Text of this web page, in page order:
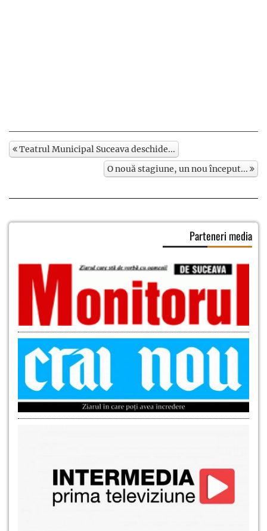
Teatrul Municipal Suceava deschide...
O nouă stagiune, un nou început...
Parteneri media